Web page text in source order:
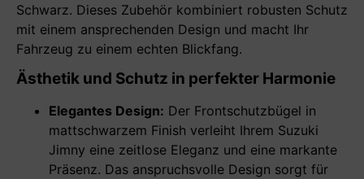
Schwarz. Dieses Zubehör kombiniert robusten Schutz
mit einem ansprechenden Design und macht Ihr
Fahrzeug zu einem echten Blickfang.
Ästhetik und Schutz in perfekter Harmonie
Elegantes Design: Der Frontschutzbügel in
mattschwarzem Finish verleiht Ihrem Suzuki
Jimny eine zeitlose Eleganz und eine markante
Präsenz. Das anspruchsvolle Design sorgt für